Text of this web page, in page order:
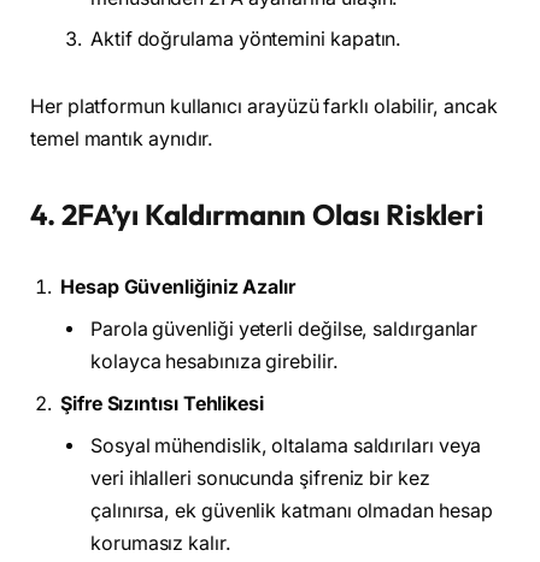
Aktif doğrulama yöntemini kapatın.
Her platformun kullanıcı arayüzü farklı olabilir, ancak
temel mantık aynıdır.
4. 2FA’yı Kaldırmanın Olası Riskleri
Hesap Güvenliğiniz Azalır
Parola güvenliği yeterli değilse, saldırganlar
kolayca hesabınıza girebilir.
Şifre Sızıntısı Tehlikesi
Sosyal mühendislik, oltalama saldırıları veya
veri ihlalleri sonucunda şifreniz bir kez
çalınırsa, ek güvenlik katmanı olmadan hesap
korumasız kalır.